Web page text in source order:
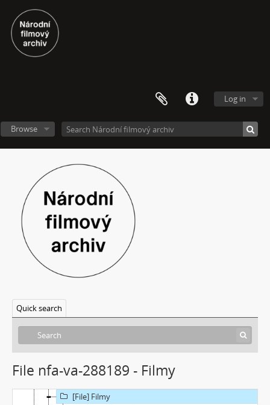
Log in
Browse
Quick search
File nfa-va-288189 - Filmy
[Subseries] 6 snů z hrnečku
[Subseries] Der kleine Blonde und sein roter Koffer
[Subseries] Miss Krimi
[Subseries] Vteřina za vteřinou
[Subseries] Obrázky
[Subseries] 360°
[Subseries] Grátis punč
[Subseries] Jízda
[Subseries] Naše okrasné zahrádky – Unsere Gärten
[Subseries] Našla v lese
[Subseries] Karamel je cukr, co už se neuzdraví
[Subseries] Konec jedince
[Subseries] Míchačka
[Subseries] Turista
[Subseries] Dům daleko
[Subseries] Bosákové hody
[Subseries] Suchá u Nejdku
[Subseries] Wilsonova svatba
[File] Filmy